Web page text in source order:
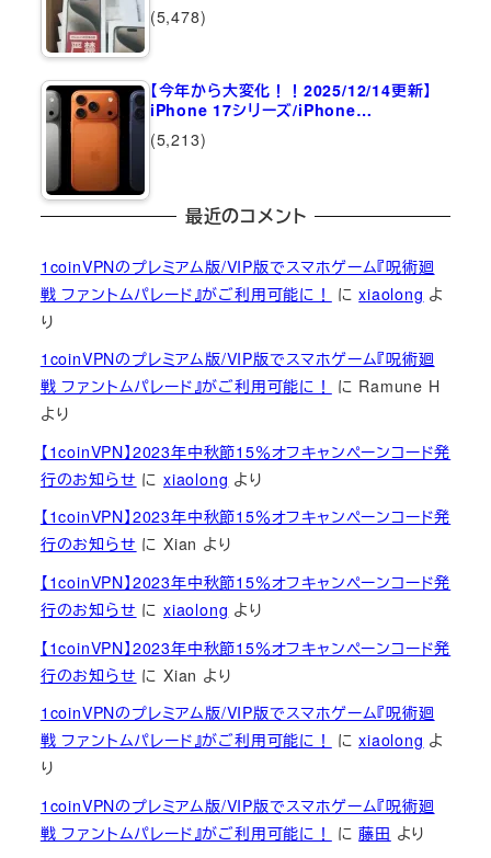
(5,478)
【今年から大変化！！2025/12/14更新】
iPhone 17シリーズ/iPhone…
(5,213)
最近のコメント
1coinVPNのプレミアム版/VIP版でスマホゲーム『呪術廻
戦 ファントムパレード』がご利用可能に！
にxiaolong よ
り
1coinVPNのプレミアム版/VIP版でスマホゲーム『呪術廻
戦 ファントムパレード』がご利用可能に！
に Ramune H
より
【1coinVPN】2023年中秋節15％オフキャンペーンコード発
行のお知らせ にxiaolong より
【1coinVPN】2023年中秋節15％オフキャンペーンコード発
行のお知らせ にXian より
【1coinVPN】2023年中秋節15％オフキャンペーンコード発
行のお知らせ にxiaolong より
【1coinVPN】2023年中秋節15％オフキャンペーンコード発
行のお知らせ にXian より
1coinVPNのプレミアム版/VIP版でスマホゲーム『呪術廻
戦 ファントムパレード』がご利用可能に！
にxiaolong よ
り
1coinVPNのプレミアム版/VIP版でスマホゲーム『呪術廻
戦 ファントムパレード』がご利用可能に！
に藤田 より